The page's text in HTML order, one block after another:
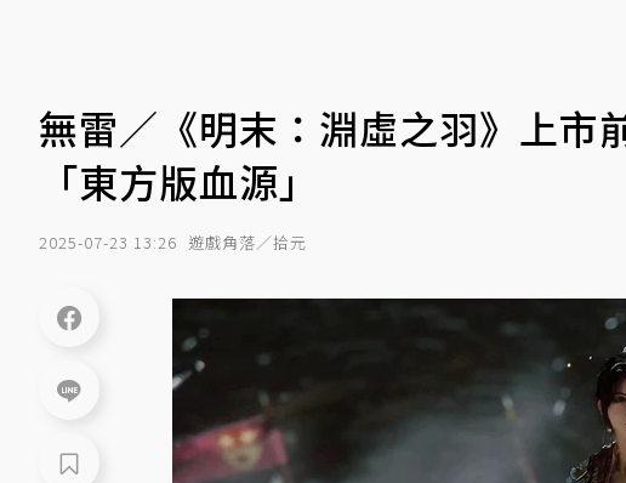
無雷／《明末：淵虛之羽》上市
「東方版血源」
2025-07-23 13:26 遊戲角落／拾元